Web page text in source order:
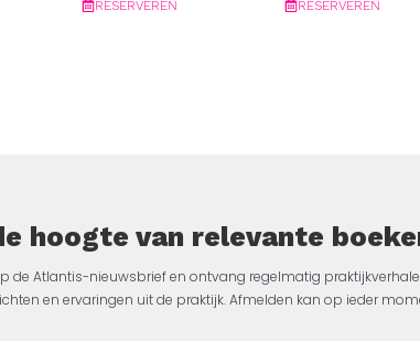
RESERVEREN RESERVEREN
hoogte van relevante
de Atlantis-nieuwsbrief en ontvang regelmatig
en ervaringen uit de praktijk. Afmelden kan op ieder